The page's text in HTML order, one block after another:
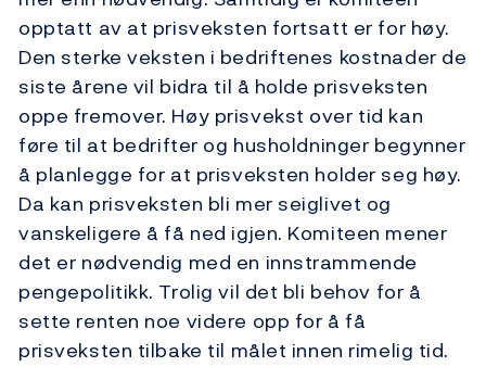
opptatt av at prisveksten fortsatt er for høy.
Den sterke veksten i bedriftenes kostnader de
siste årene vil bidra til å holde prisveksten
oppe fremover. Høy prisvekst over tid kan
føre til at bedrifter og husholdninger begynner
å planlegge for at prisveksten holder seg høy.
Da kan prisveksten bli mer seiglivet og
vanskeligere å få ned igjen. Komiteen mener
det er nødvendig med en innstrammende
pengepolitikk. Trolig vil det bli behov for å
sette renten noe videre opp for å få
prisveksten tilbake til målet innen rimelig tid.